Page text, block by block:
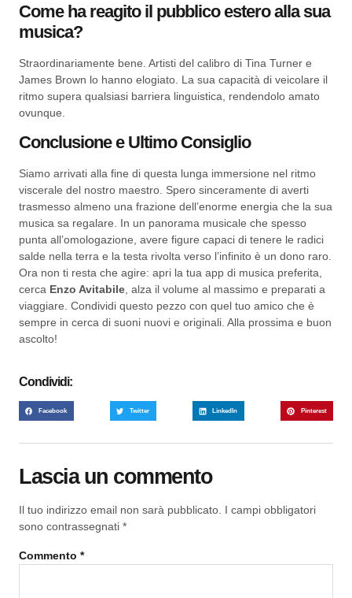
Come ha reagito il pubblico estero alla sua
musica?
Straordinariamente bene. Artisti del calibro di Tina Turner e
James Brown lo hanno elogiato. La sua capacità di veicolare il
ritmo supera qualsiasi barriera linguistica, rendendolo amato
ovunque.
Conclusione e Ultimo Consiglio
Siamo arrivati alla fine di questa lunga immersione nel ritmo
viscerale del nostro maestro. Spero sinceramente di averti
trasmesso almeno una frazione dell’enorme energia che la sua
musica sa regalare. In un panorama musicale che spesso
punta all’omologazione, avere figure capaci di tenere le radici
salde nella terra e la testa rivolta verso l’infinito è un dono raro.
Ora non ti resta che agire: apri la tua app di musica preferita,
cerca Enzo Avitabile , alza il volume al massimo e preparati a
viaggiare. Condividi questo pezzo con quel tuo amico che è
sempre in cerca di suoni nuovi e originali. Alla prossima e buon
ascolto!
Condividi:
Facebook Twitter LinkedIn Pinterest
Lascia un commento
Il tuo indirizzo email non sarà pubblicato. I campi obbligatori
sono contrassegnati *
Commento *